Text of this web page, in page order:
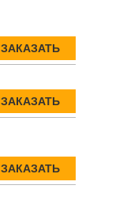
ЗАКАЗАТЬ
ЗАКАЗАТЬ
ЗАКАЗАТЬ